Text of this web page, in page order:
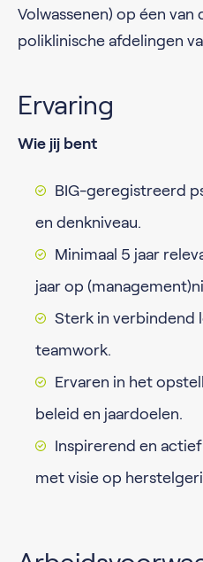
Volwassenen) op éen
poliklinische afdelingen
Ervaring
Wie jij bent
BIG-geregistreerd
en denkniveau.
Minimaal 5 jaar
jaar op
Sterk in verbindend
teamwork.
Ervaren in het
beleid en jaardoelen.
Inspirerend en
met visie op